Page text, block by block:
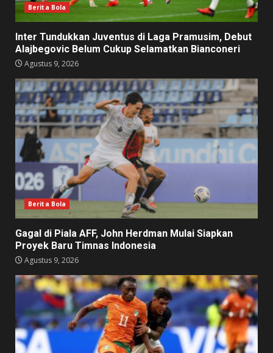
Berita Bola
Inter Tundukkan Juventus di Laga Pramusim, Debut
Alajbegovic Belum Cukup Selamatkan Bianconeri
Agustus 9, 2026
Berita Bola
Gagal di Piala AFF, John Herdman Mulai Siapkan
Proyek Baru Timnas Indonesia
Agustus 9, 2026